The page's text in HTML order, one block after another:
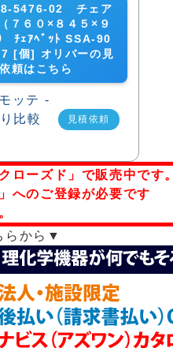
8-5476-02 チェア
７６０×８４５×９
ﾁｪｱﾍﾞｯﾄ SSA-90
[個] オリバーの見
頼はこちら
見積依頼
ローズド」で販売中です。
へのご登録が必要です
らから▼